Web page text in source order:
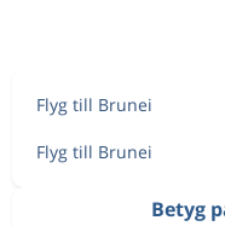
Aug 10 Göteborg
Göteborg
Flyg till Brunei
Flyg till Brunei
Betyg